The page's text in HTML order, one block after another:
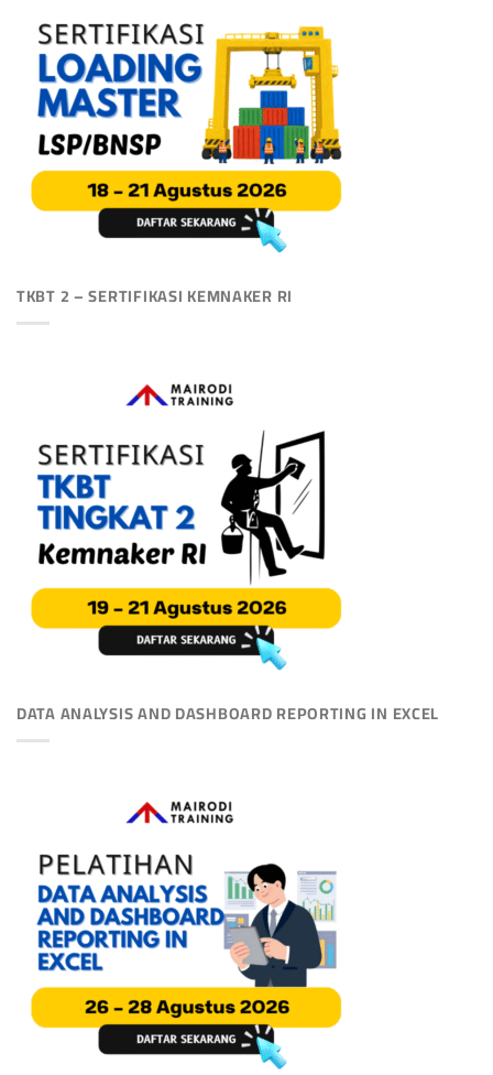
TKBT 2 – SERTIFIKASI KEMNAKER RI
DATA ANALYSIS AND DASHBOARD REPORTING IN EXCEL